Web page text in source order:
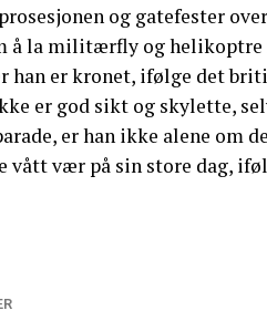
og gatefester
å la militærfly og helikoptre
er kronet, ifølge det
er god sikt og skylette,
er han ikke alene om
vått vær på sin store dag,